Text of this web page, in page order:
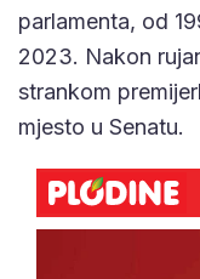
parlamenta, od
2023. Nakon
strankom
mjesto u Senatu.